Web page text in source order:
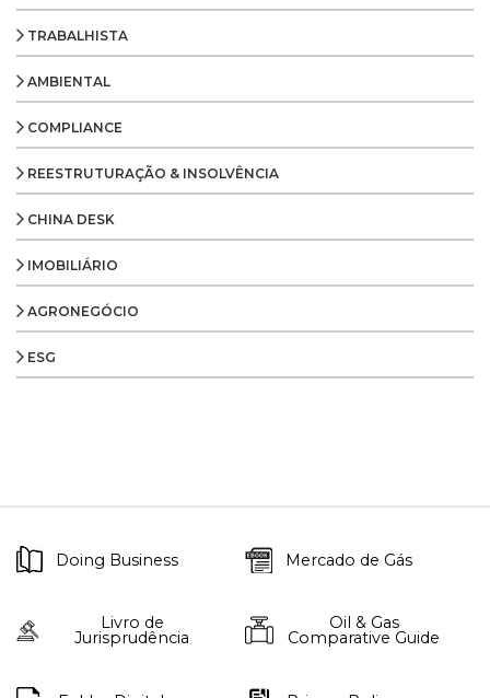
TRABALHISTA
AMBIENTAL
COMPLIANCE
REESTRUTURAÇÃO & INSOLVÊNCIA
CHINA DESK
IMOBILIÁRIO
AGRONEGÓCIO
ESG
Doing Business Mercado de Gás
Livro de
Jurisprudência
Oil & Gas
Comparative Guide